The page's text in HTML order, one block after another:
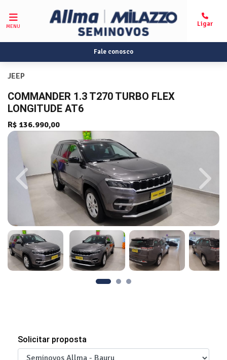
MENU
Fale conosco
JEEP
COMMANDER 1.3 T270 TURBO FLEX
LONGITUDE AT6
R$ 136.990,00
Previous Next
Solicitar proposta